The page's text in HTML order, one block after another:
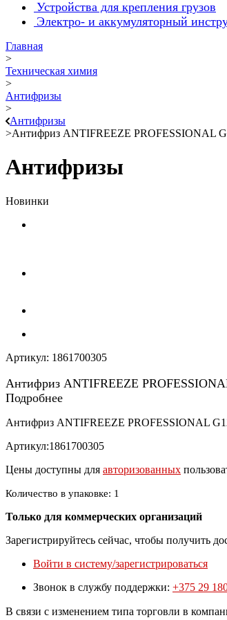
Устройства для крепления грузов
Электро- и аккумуляторный
Главная
>
Техническая химия
>
Антифризы
>
Антифризы
>Антифриз ANTIFREEZE PROFESSIONAL
Антифризы
Новинки
Артикул: 1861700305
Антифриз ANTIFREEZE
Подробнее
Антифриз ANTIFREEZE PROFESSIONAL
Артикул:1861700305
Цены доступны для авторизованных
Количество в упаковке: 1
Только для коммерческих организаций
Зарегистрируйтесь сейчас, чтобы получить
Войти в систему/зарегистрироваться
Звонок в службу поддержки: +375 29
В связи с изменением типа торговли в